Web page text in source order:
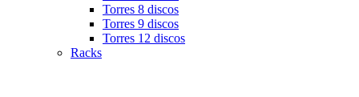
Torres 8 discos
Torres 9 discos
Torres 12 discos
Racks